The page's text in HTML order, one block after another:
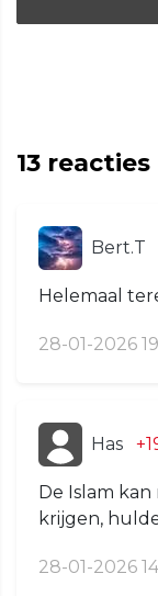
13 reacties
Bert.T
Helemaal
28-01-2026
Has
De Islam
krijgen,
28-01-2026